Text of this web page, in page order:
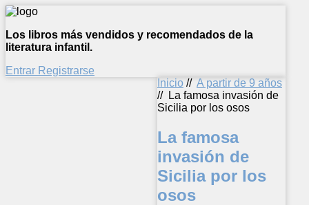
Los libros más vendidos y recomendados de la
literatura infantil.
Entrar Registrarse
Inicio // A partir de 9 años
// La famosa invasión de
Sicilia por los osos
La famosa
invasión de
Sicilia por los
osos